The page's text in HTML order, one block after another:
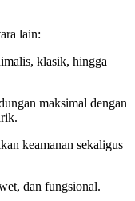
lain:
klasik, hingga
maksimal dengan
keamanan sekaligus
dan fungsional.